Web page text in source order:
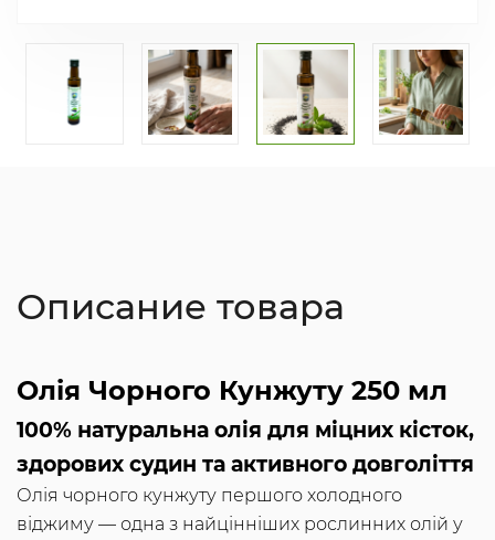
Описание товара
Олія Чорного Кунжуту 250 мл
100% натуральна олія для міцних кісток,
здорових судин та активного довголіття
Олія чорного кунжуту першого холодного
віджиму — одна з найцінніших рослинних олій у